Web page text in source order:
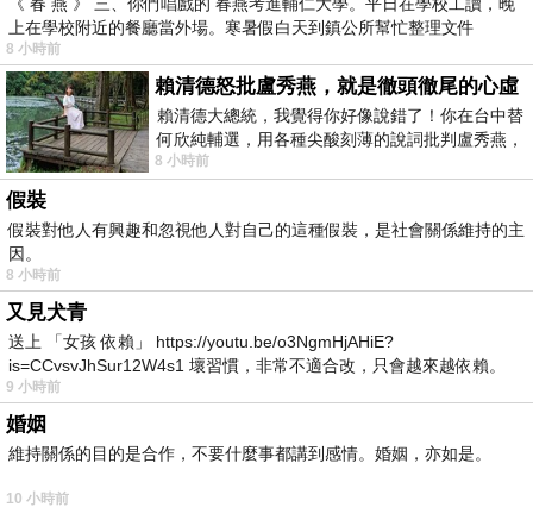
上在學校附近的餐廳當外場。寒暑假白天到鎮公所幫忙整理文件
8 小時前
賴清德怒批盧秀燕，就是徹頭徹尾的心虛
賴清德大總統，我覺得你好像說錯了！你在台中替
何欣純輔選，用各種尖酸刻薄的說詞批判盧秀燕，
罵她施政滿意度輸給陳其邁，甚至還說盧
8 小時前
假裝
假裝對他人有興趣和忽視他人對自己的這種假裝，是社會關係維持的主
因。
8 小時前
又見犬青
送上 「女孩 依賴」 https://youtu.be/o3NgmHjAHiE?
is=CCvsvJhSur12W4s1 壞習慣，非常不適合改，只會越來越依賴。
我害怕的
9 小時前
婚姻
維持關係的目的是合作，不要什麼事都講到感情。婚姻，亦如是。
10 小時前